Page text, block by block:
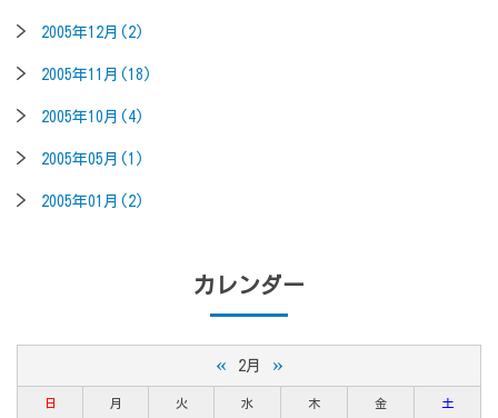
2005年12月(2)
2005年11月(18)
2005年10月(4)
2005年05月(1)
2005年01月(2)
カレンダー
« 2月 »
日 月 火 水 木 金 土